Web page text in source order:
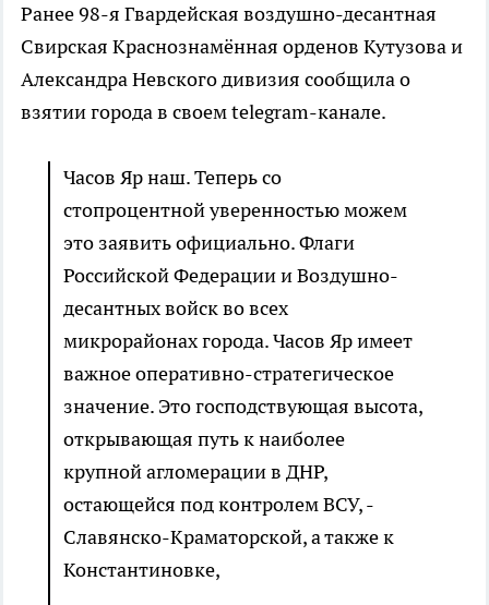
Ранее 98-я Гвардейская воздушно-десантная
Свирская Краснознамённая орденов Кутузова и
Александра Невского дивизия сообщила о
взятии города в своем telegram-канале.
Часов Яр наш. Теперь со
стопроцентной уверенностью можем
это заявить официально. Флаги
Российской Федерации и Воздушно-
десантных войск во всех
микрорайонах города. Часов Яр имеет
важное оперативно-стратегическое
значение. Это господствующая высота,
открывающая путь к наиболее
крупной агломерации в ДНР,
остающейся под контролем ВСУ, -
Славянско-Краматорской, а также к
Константиновке,